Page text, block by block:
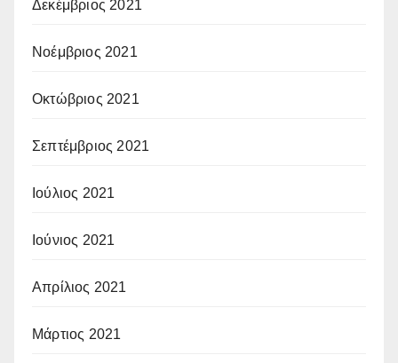
Δεκέμβριος 2021
Νοέμβριος 2021
Οκτώβριος 2021
Σεπτέμβριος 2021
Ιούλιος 2021
Ιούνιος 2021
Απρίλιος 2021
Μάρτιος 2021